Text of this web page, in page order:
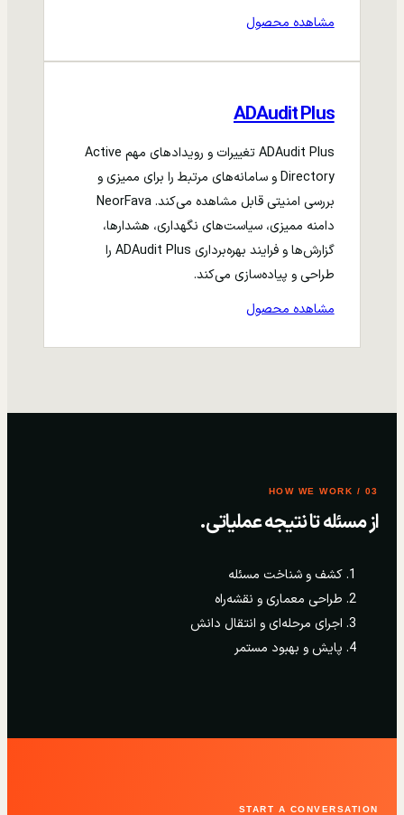
مشاهده محصول
ADAudit Plus
ADAudit Plus تغییرات و رویدادهای مهم Active
Directory و سامانه‌های مرتبط را برای ممیزی و
بررسی امنیتی قابل مشاهده می‌کند. NeorFava
دامنه ممیزی، سیاست‌های نگهداری، هشدارها،
گزارش‌ها و فرایند بهره‌برداری ADAudit Plus را
طراحی و پیاده‌سازی می‌کند.
مشاهده محصول
03 / HOW WE WORK
از مسئله تا نتیجه عملیاتی.
کشف و شناخت مسئله
طراحی معماری و نقشه‌راه
اجرای مرحله‌ای و انتقال دانش
پایش و بهبود مستمر
START A CONVERSATION